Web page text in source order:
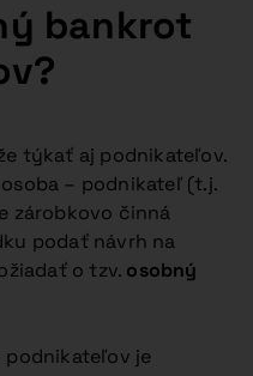
bankrot
týkať aj podnikateľov.
– podnikateľ (t.j.
zárobkovo činná
podať návrh na
o tzv. osobný
podnikateľov je